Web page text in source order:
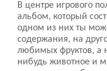
В центре игрового
альбом, который
одном из них ты
содержания, на
любимых фруктов, а
нибудь животное и